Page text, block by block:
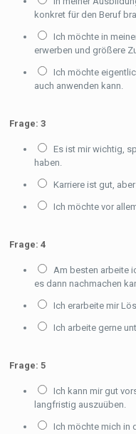
konkret für den Beruf
Ich möchte in
erwerben und größere
Ich möchte
auch anwenden kann.
Frage: 3
Es ist mir wichtig,
haben.
Karriere ist gut,
Ich möchte vor
Frage: 4
Am besten arbeite
es dann nachmachen
Ich erarbeite mir
Ich arbeite gerne
Frage: 5
Ich kann mir gut
langfristig auszuüben.
Ich möchte mich in